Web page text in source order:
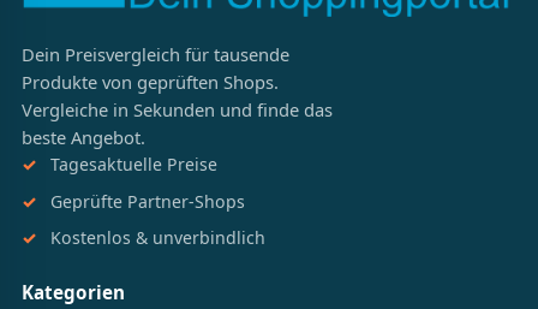
Dein Preisvergleich für tausende
Produkte von geprüften Shops.
Vergleiche in Sekunden und finde das
beste Angebot.
Tagesaktuelle Preise
Geprüfte Partner-Shops
Kostenlos & unverbindlich
Kategorien